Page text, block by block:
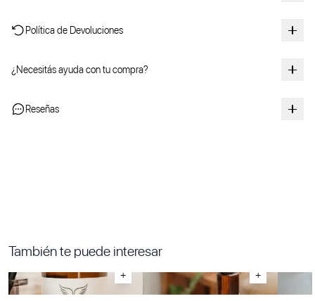
Política de Devoluciones
¿Necesitás ayuda con tu compra?
Reseñas
También te puede interesar
+ +